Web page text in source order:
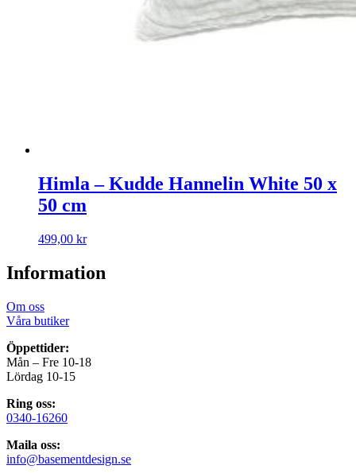
Himla – Kudde Hannelin White 50 x
50 cm
499,00 kr
Information
Om oss
Våra butiker
Öppettider:
Mån – Fre 10-18
Lördag 10-15
Ring oss:
0340-16260
Maila oss:
info@basementdesign.se